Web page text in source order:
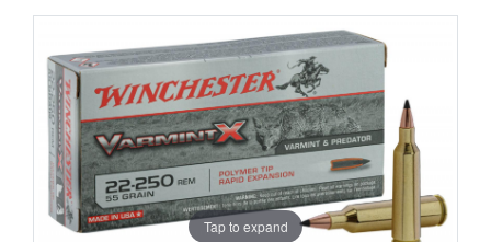
Tap to expand